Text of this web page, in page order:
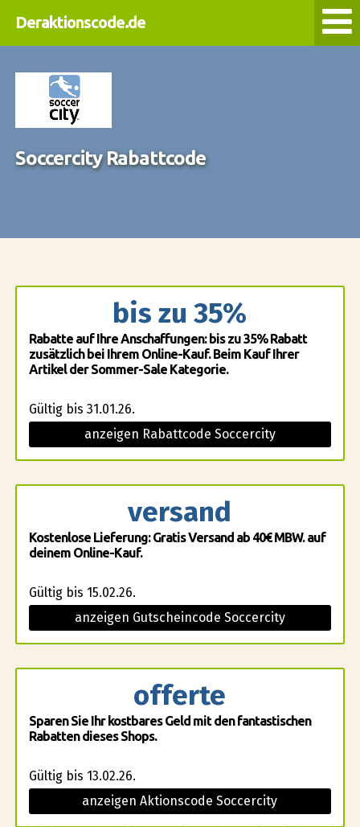
Deraktionscode.de
Soccercity Rabattcode
bis zu 35%
Rabatte auf Ihre Anschaffungen: bis zu 35% Rabatt
zusätzlich bei Ihrem Online-Kauf. Beim Kauf Ihrer
Artikel der Sommer-Sale Kategorie.
Gültig bis 31.01.26.
anzeigen Rabattcode Soccercity
versand
Kostenlose Lieferung: Gratis Versand ab 40€ MBW. auf
deinem Online-Kauf.
Gültig bis 15.02.26.
anzeigen Gutscheincode Soccercity
offerte
Sparen Sie Ihr kostbares Geld mit den fantastischen
Rabatten dieses Shops.
Gültig bis 13.02.26.
anzeigen Aktionscode Soccercity